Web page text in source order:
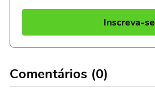
Inscreva-se
Comentários (0)